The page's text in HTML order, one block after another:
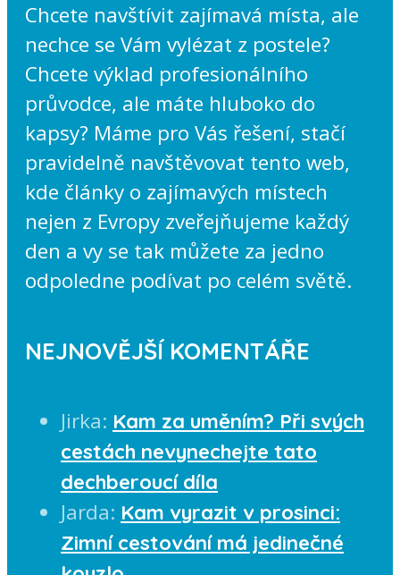
Chcete navštívit zajímavá místa, ale
nechce se Vám vylézat z postele?
Chcete výklad profesionálního
průvodce, ale máte hluboko do
kapsy? Máme pro Vás řešení, stačí
pravidelně navštěvovat tento web,
kde články o zajímavých místech
nejen z Evropy zveřejňujeme každý
den a vy se tak můžete za jedno
odpoledne podívat po celém světě.
NEJNOVĚJŠÍ KOMENTÁŘE
Jirka: Kam za uměním? Při svých
cestách nevynechejte tato
dechberoucí díla
Jarda: Kam vyrazit v prosinci:
Zimní cestování má jedinečné